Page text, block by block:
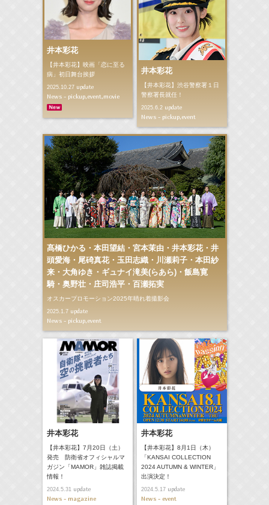
井本彩花
【井本彩花】映画「恋に至る
病」初日舞台挨拶
2025.10.27update
News - pickup,event,movie
井本彩花
【井本彩花】渋谷警察署１日
警察署長就任！
2025.6.2update
News - pickup,event
髙橋ひかる・本田望結・宮本茉由・井本彩花・井
頭愛海・尾碕真花・玉田志織・川瀬莉子・本田紗
来・大角ゆき・ギュナイ滝美(らあら)・飯島寛
騎・奥野壮・庄司浩平・百瀬拓実
オスカープロモーション2025年晴れ着撮影会
2025.1.7update
News - pickup,event
井本彩花
【井本彩花】7月20日（土）
発売 防衛省オフィシャルマ
ガジン「MAMOR」雑誌掲載
情報！
2024.5.31update
News - magazine
井本彩花
【井本彩花】8月1日（木）
「KANSAI COLLECTION
2024 AUTUMN & WINTER」
出演決定！
2024.5.17update
News - event